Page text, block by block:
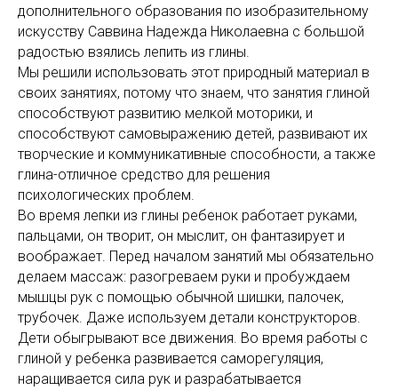
дополнительного образования по изобразительному
искусству Саввина Надежда Николаевна с большой
радостью взялись лепить из глины.
Мы решили использовать этот природный материал в
своих занятиях, потому что знаем, что занятия глиной
способствуют развитию мелкой моторики, и
способствуют самовыражению детей, развивают их
творческие и коммуникативные способности, а также
глина-отличное средство для решения
психологических проблем.
Во время лепки из глины ребенок работает руками,
пальцами, он творит, он мыслит, он фантазирует и
воображает. Перед началом занятий мы обязательно
делаем массаж: разогреваем руки и пробуждаем
мышцы рук с помощью обычной шишки, палочек,
трубочек. Даже используем детали конструкторов.
Дети обыгрывают все движения. Во время работы с
глиной у ребенка развивается саморегуляция,
наращивается сила рук и разрабатывается